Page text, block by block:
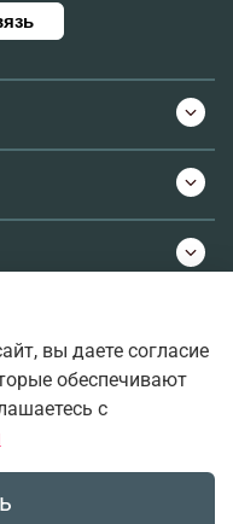
ароматов.
вы даете согласие
обеспечивают
с